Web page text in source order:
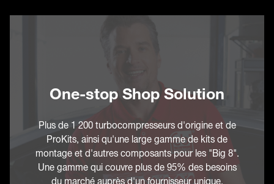
One-stop Shop Solution
Plus de 1 200 turbocompresseurs d'origine et de
ProKits, ainsi qu'une large gamme de kits de
montage et d'autres composants pour les "Big 8".
Une gamme qui couvre plus de 95% des besoins
du marché auprès d'un fournisseur unique.